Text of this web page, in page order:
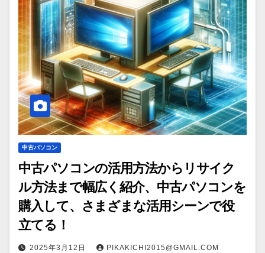
中古パソコン
中古パソコンの活用方法からリサイク
ル方法まで幅広く紹介、中古パソコンを
購入して、さまざまな活用シーンで役
立てる！
2025年3月12日 PIKAKICHI2015@GMAIL.COM